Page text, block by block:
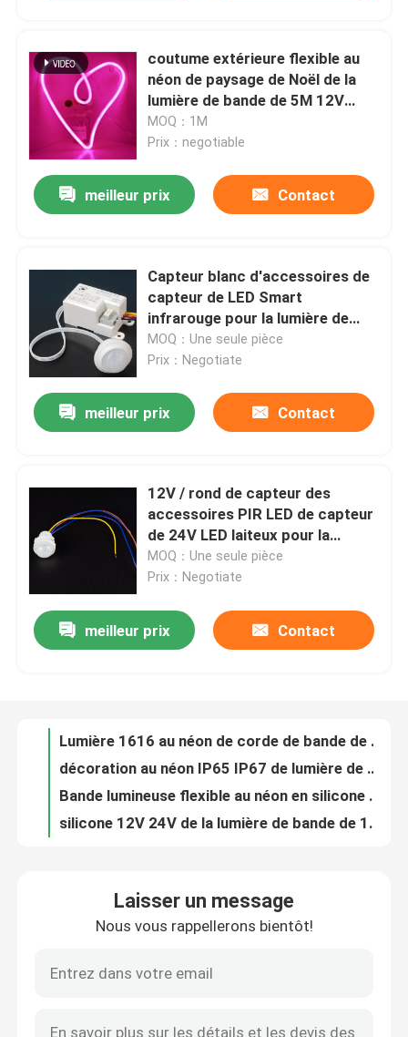
Aperçu
Vidéos
Visite d'usine
Contrôle de la qualité
Demande de soumission
Lumière de bande au néon de LED
coutume extérieure flexible au
néon de paysage de Noël de la
lumière de bande de 5M 12V
IP68 RVB SMD
MOQ：1M
Prix：negotiable
meilleur prix Contact
Capteur blanc d'accessoires de
capteur de LED Smart
infrarouge pour la lumière de
tube de LED sous le Cabinet
MOQ：Une seule pièce
Prix：Negotiate
meilleur prix Contact
12V / rond de capteur des
accessoires PIR LED de capteur
de 24V LED laiteux pour la
cuisine à la maison de Cabinet
MOQ：Une seule pièce
Prix：Negotiate
meilleur prix Contact
Lumière 1616 au néon de corde de bande de silicone flexible de 24V 12W
12V silicone LED Flex Strip Light au néon RVB 2110/2835 SMD
lumière de bande flexible au néon de silicone de 6x12mm RVB IP65 IP67
Bande au néon extérieure 3000K flexible 6000K de silicone d'IP67 24V
Laisser un message
Nous vous rappellerons bientôt!